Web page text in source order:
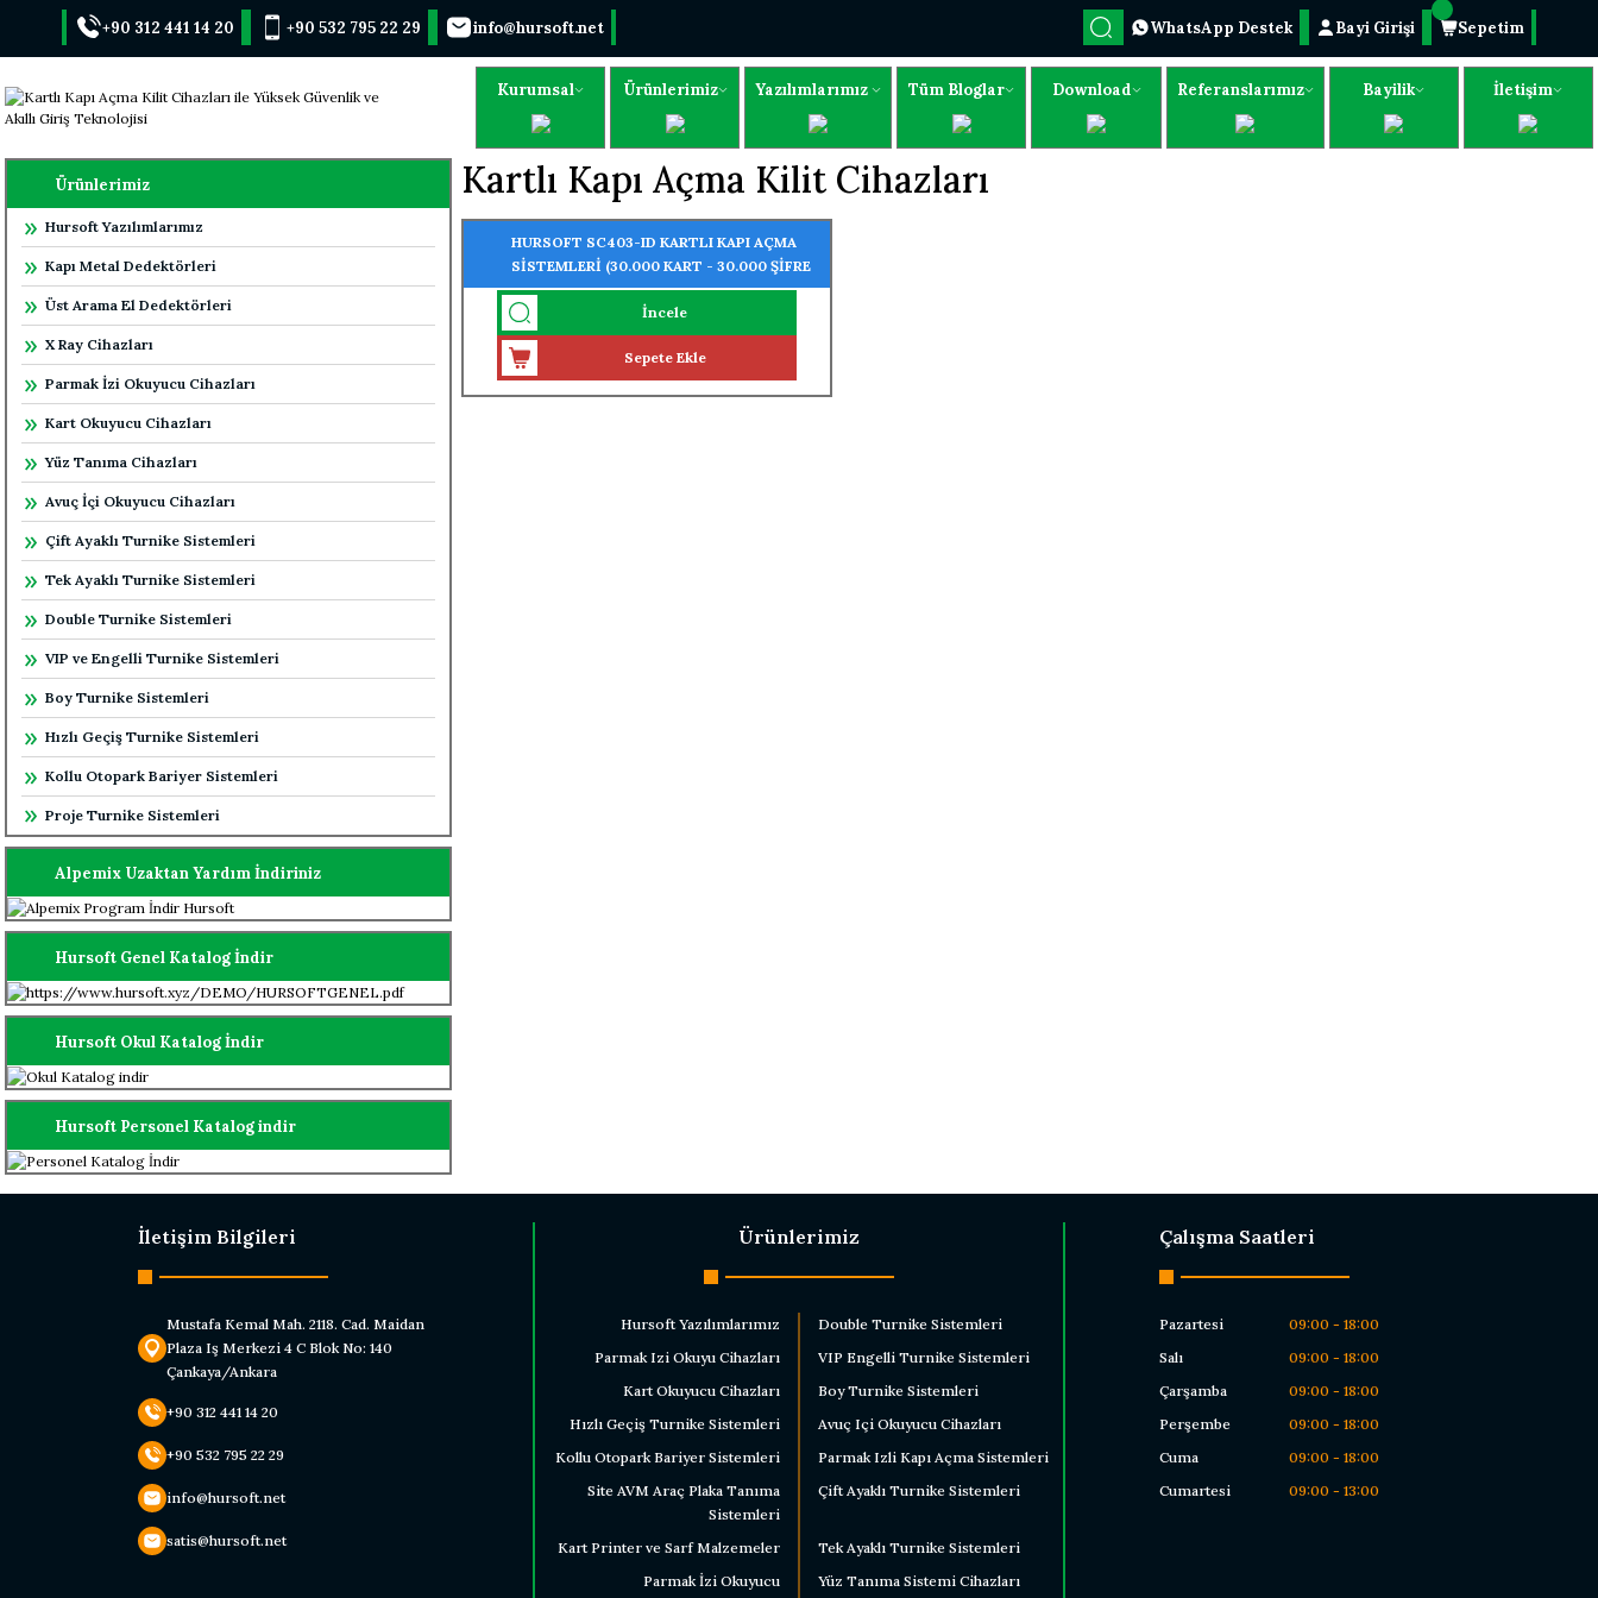
+90 312 441 14 20 +90 532 795 22 29 info@hursoft.net WhatsApp Destek Bayi Girişi Sepetim
Kurumsal Ürünlerimiz Yazılımlarımız Tüm Bloglar Download Referanslarımız Bayilik İletişim
Ürünlerimiz
Hursoft Yazılımlarımız
Kapı Metal Dedektörleri
Üst Arama El Dedektörleri
X Ray Cihazları
Parmak İzi Okuyucu Cihazları
Kart Okuyucu Cihazları
Yüz Tanıma Cihazları
Avuç İçi Okuyucu Cihazları
Çift Ayaklı Turnike Sistemleri
Tek Ayaklı Turnike Sistemleri
Double Turnike Sistemleri
VIP ve Engelli Turnike Sistemleri
Boy Turnike Sistemleri
Hızlı Geçiş Turnike Sistemleri
Kollu Otopark Bariyer Sistemleri
Proje Turnike Sistemleri
Alpemix Uzaktan Yardım İndiriniz
Hursoft Genel Katalog İndir
Hursoft Okul Katalog İndir
Hursoft Personel Katalog indir
Kartlı Kapı Açma Kilit Cihazları
HURSOFT SC403-ID KARTLI KAPI AÇMA
SİSTEMLERİ (30.000 KART - 30.000 ŞİFRE
OKUMA ÖZELLİĞİ)
İncele
Sepete Ekle
İletişim Bilgileri
Mustafa Kemal Mah. 2118. Cad. Maidan
Plaza Iş Merkezi 4 C Blok No: 140
Çankaya/Ankara
+90 312 441 14 20
+90 532 795 22 29
info@hursoft.net
satis@hursoft.net
Ürünlerimiz
Hursoft Yazılımlarımız
Double Turnike Sistemleri
Parmak Izi Okuyu Cihazları
VIP Engelli Turnike Sistemleri
Kart Okuyucu Cihazları
Boy Turnike Sistemleri
Hızlı Geçiş Turnike Sistemleri
Avuç Içi Okuyucu Cihazları
Kollu Otopark Bariyer Sistemleri
Parmak Izli Kapı Açma Sistemleri
Site AVM Araç Plaka Tanıma
Sistemleri
Çift Ayaklı Turnike Sistemleri
Kart Printer ve Sarf Malzemeler
Tek Ayaklı Turnike Sistemleri
Parmak İzi Okuyucu
Yüz Tanıma Sistemi Cihazları
Çalışma Saatleri
Pazartesi
09:00 - 18:00
Salı
09:00 - 18:00
Çarşamba
09:00 - 18:00
Perşembe
09:00 - 18:00
Cuma
09:00 - 18:00
Cumartesi
09:00 - 13:00